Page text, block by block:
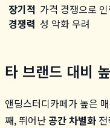
장기적
경쟁력
가격 경쟁으로
성 악화 우려
타 브랜드 대비
앤딩스터디카페가 높은
째, 뛰어난 공간 차별화